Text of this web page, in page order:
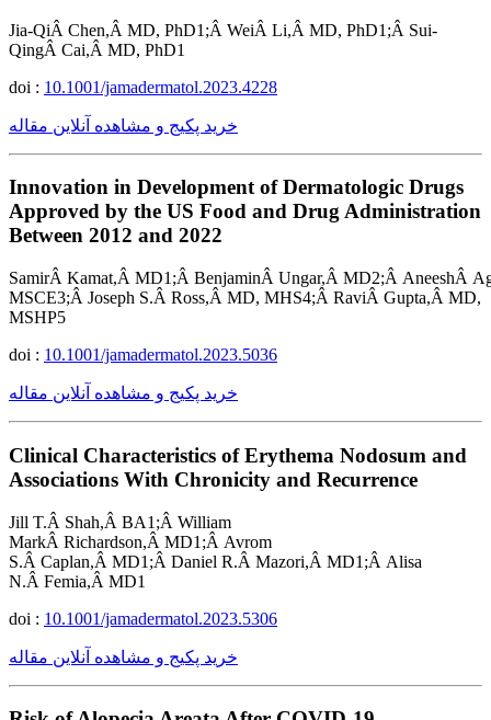
Jia-QiÂ Chen,Â MD, PhD1;Â WeiÂ Li,Â MD, PhD1;Â Sui-
QingÂ Cai,Â MD, PhD1
doi : 10.1001/jamadermatol.2023.4228
خرید پکیج و مشاهده آنلاین مقاله
Innovation in Development of Dermatologic Drugs
Approved by the US Food and Drug Administration
Between 2012 and 2022
SamirÂ Kamat,Â MD1;Â BenjaminÂ Ungar,Â MD2;Â AneeshÂ
MSCE3;Â Joseph S.Â Ross,Â MD, MHS4;Â RaviÂ Gupta,Â MD,
MSHP5
doi : 10.1001/jamadermatol.2023.5036
خرید پکیج و مشاهده آنلاین مقاله
Clinical Characteristics of Erythema Nodosum and
Associations With Chronicity and Recurrence
Jill T.Â Shah,Â BA1;Â William
MarkÂ Richardson,Â MD1;Â Avrom
S.Â Caplan,Â MD1;Â Daniel R.Â Mazori,Â MD1;Â Alisa
N.Â Femia,Â MD1
doi : 10.1001/jamadermatol.2023.5306
خرید پکیج و مشاهده آنلاین مقاله